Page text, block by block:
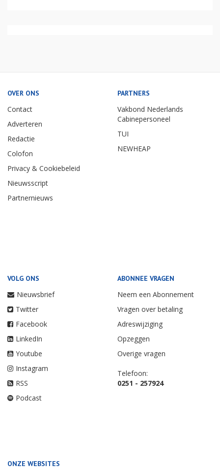
OVER ONS
Contact
Adverteren
Redactie
Colofon
Privacy & Cookiebeleid
Nieuwsscript
Partnernieuws
PARTNERS
Vakbond Nederlands
Cabinepersoneel
TUI
NEWHEAP
VOLG ONS
Nieuwsbrief
Twitter
Facebook
LinkedIn
Youtube
Instagram
RSS
Podcast
ABONNEE VRAGEN
Neem een Abonnement
Vragen over betaling
Adreswijziging
Opzeggen
Overige vragen
Telefoon:
0251 - 257924
ONZE WEBSITES